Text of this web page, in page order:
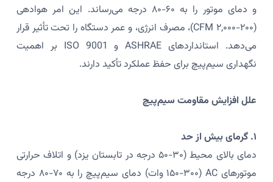
و دمای موتور را به ۶۰-۸۰ درجه می‌رساند. این امر هوادهی
(۲۰۰-۲,۰۰۰ CFM)، مصرف انرژی، و عمر دستگاه را تحت تأثیر قرار
می‌دهد. استانداردهای ASHRAE و ISO 9001 بر اهمیت
نگهداری سیم‌پیچ برای حفظ عملکرد تأکید دارند.
علل افزایش مقاومت سیم‌پیچ
۱. گرمای بیش از حد
دمای بالای محیط (۳۰-۵۰ درجه در تابستان یزد) و اتلاف حرارتی
موتورهای AC (۱۵۰-۳۰۰ وات) دمای سیم‌پیچ را به ۷۰-۸۰ درجه